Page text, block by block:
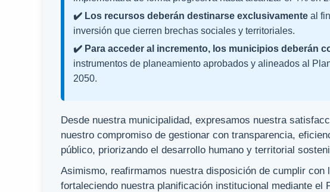
✔️ Los recursos deberán destinarse exclusivamente al
inversión que cierren brechas sociales y territoriales.
✔️ Para acceder al incremento, los municipios deberán
instrumentos de planeamiento aprobados y alineados al
2050.
Desde nuestra municipalidad, expresamos nuestra
nuestro compromiso de gestionar con transparencia,
público, priorizando el desarrollo humano y territorial
Asimismo, reafirmamos nuestra disposición de cumplir
fortaleciendo nuestra planificación institucional mediante el